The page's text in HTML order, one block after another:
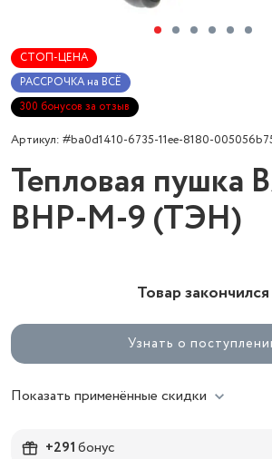
СТОП-ЦЕНА
РАССРОЧКА на ВСЁ
300 бонусов за отзыв
Артикул: #ba0d1410-6735-11ee-8180-
Тепловая пушка
BHP-M-9 (ТЭН)
Товар закончился
Узнать о
Показать применённые скидки
+291бонус